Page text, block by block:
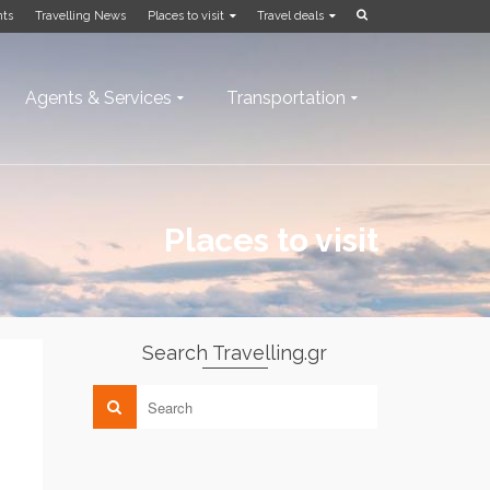
Travelling News Places to visit Travel deals
Agents & Services Transportation
Places to visit
Search Travelling.gr